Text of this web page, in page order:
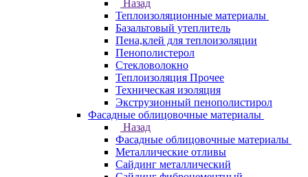
Назад
Теплоизоляционные материалы
Базальтовый утеплитель
Пена,клей для теплоизоляции
Пенополистерол
Стекловолокно
Теплоизоляция Прочее
Техническая изоляция
Экструзионный пенополистирол
Фасадные облицовочные материалы
Назад
Фасадные облицовочные материалы
Металлические отливы
Сайдинг металлический